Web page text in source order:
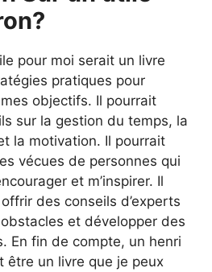
pour moi serait un livre
pratiques pour
objectifs. Il pourrait
sur la gestion du temps, la
la motivation. Il pourrait
vécues de personnes qui
et m’inspirer. Il
des conseils d’experts
et développer des
En fin de compte, un henri
être un livre que je peux